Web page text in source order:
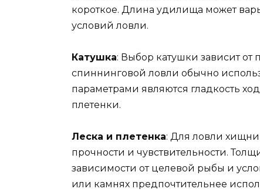
короткое. Длина удилища может
условий ловли.
Катушка: Выбор катушки зависит от
спиннинговой ловли обычно
параметрами являются гладкость
плетенки.
Леска и плетенка: Для ловли
прочности и чувствительности.
зависимости от целевой рыбы и
или камнях предпочтительнее